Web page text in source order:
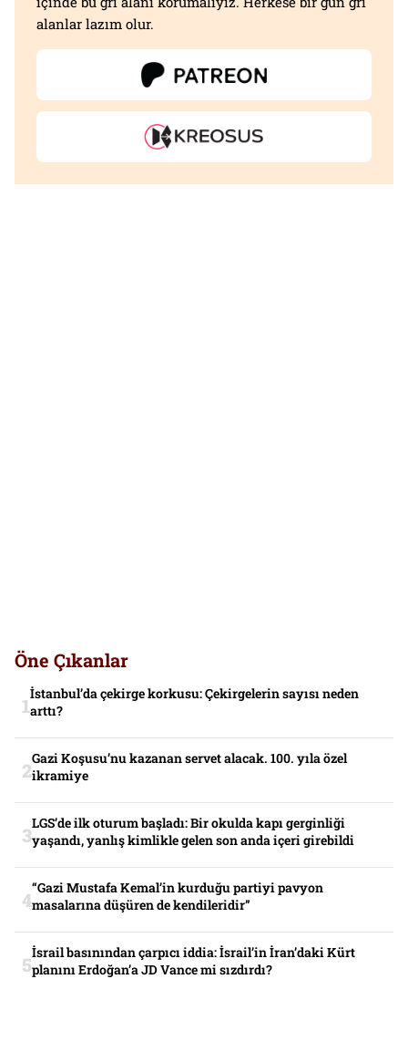
alanlar lazım olur.
Öne Çıkanlar
İstanbul’da çekirge korkusu: Çekirgelerin sayısı neden
arttı?
Gazi Koşusu’nu kazanan servet alacak. 100. yıla özel
ikramiye
LGS’de ilk oturum başladı: Bir okulda kapı gerginliği
yaşandı, yanlış kimlikle gelen son anda içeri girebildi
“Gazi Mustafa Kemal’in kurduğu partiyi pavyon
masalarına düşüren de kendileridir”
İsrail basınından çarpıcı iddia: İsrail’in İran’daki Kürt
planını Erdoğan’a JD Vance mi sızdırdı?